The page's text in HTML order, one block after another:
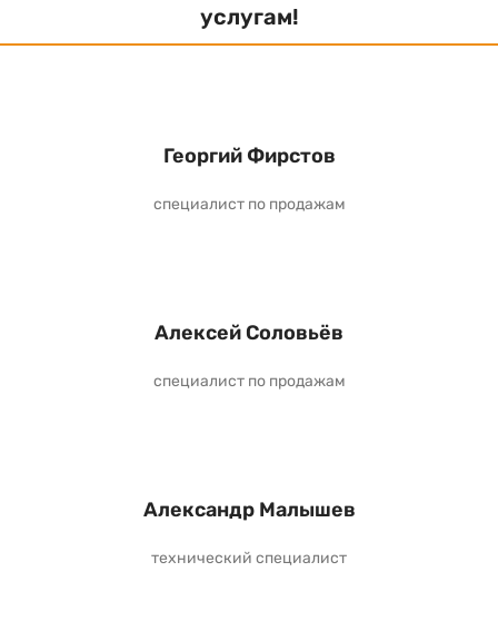
услугам!
Георгий Фирстов
специалист по продажам
Алексей Соловьёв
специалист по продажам
Александр Малышев
технический специалист